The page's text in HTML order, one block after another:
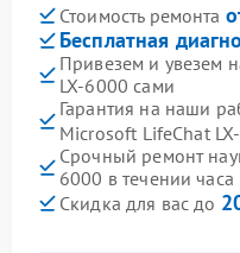
Стоимость ремонта
Бесплатная
Привезем и увезем
LX-6000 сами
Гарантия на наши
Microsoft LifeChat
Срочный ремонт
6000 в течении часа
Скидка для вас до